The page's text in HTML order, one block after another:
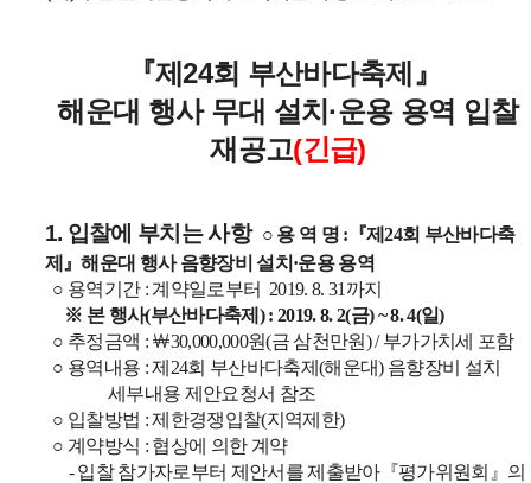
『제24회 부산바다축제』
해운대 행사 무대 설치 ·운용 용역 입찰
재공고(긴급)
1. 입찰에 부치는 사항 ○ 용 역 명 : 『제24회 부산바다축
제 』해운대 행사 음향장비 설치 ·운용 용역
○ 용역기간 : 계약일로부터 2019. 8. 31 까지
※ 본 행사(부산바다축제 ) : 2019. 8. 2(금) ~ 8. 4(일)
○ 추정금액 : ￦30,000,000원(금 삼천만원) /부가가치세 포함
○ 용역내용 :제 24회 부산바다축제(해운대) 음향장비 설치
세부내용 제안요청서 참조
○ 입찰방법 :제한경쟁입찰(지역제한)
○ 계약방식 : 협상에 의한 계약
-입찰 참가자로부터 제안서를 제출받아『평가위원회 』 의